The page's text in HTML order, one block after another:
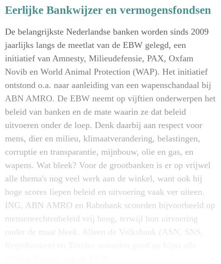
Eerlijke Bankwijzer en vermogensfondsen
De belangrijkste Nederlandse banken worden sinds 2009
jaarlijks langs de meetlat van de EBW gelegd, een
initiatief van Amnesty, Milieudefensie, PAX, Oxfam
Novib en World Animal Protection (WAP). Het initiatief
ontstond o.a. naar aanleiding van een wapenschandaal bij
ABN AMRO. De EBW neemt op vijftien onderwerpen het
beleid van banken en de mate waarin ze dat beleid
uitvoeren onder de loep. Denk daarbij aan respect voor
mens, dier en milieu, klimaatverandering, belastingen,
corruptie en transparantie, mijnbouw, olie en gas, en
wapens. Wat bleek? Voor de grootbanken is er op vrijwel
alle thema's nog veel werk aan de winkel, want ook bij
hoge scores liepen beleid en uitvoering vaak ver uiteen.
ING, ABN AMRO en Rabobank scoorden bijvoorbeeld op
mensenrechtenbeleid vrij hoog, terwijl hun uitvoering
onder de maat bleek. Alleen de Volksbank (ASN, SNS,